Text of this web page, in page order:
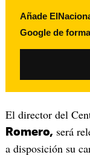
Añade
Google de
El director del
Romero, será
a disposición su